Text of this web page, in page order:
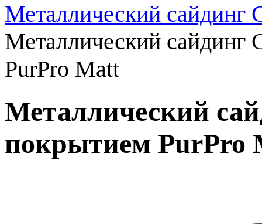
Металлический сайдинг
Металлический сайдинг
PurPro Matt
Металлический
покрытием PurPro